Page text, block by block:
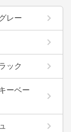
レー
ック
ーベー